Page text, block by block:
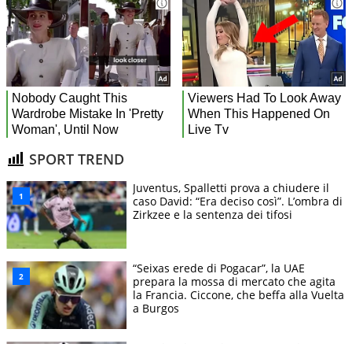
SPORT TREND
Juventus, Spalletti prova a chiudere il
caso David: “Era deciso così”. L’ombra di
Zirkzee e la sentenza dei tifosi
“Seixas erede di Pogacar”, la UAE
prepara la mossa di mercato che agita
la Francia. Ciccone, che beffa alla Vuelta
a Burgos